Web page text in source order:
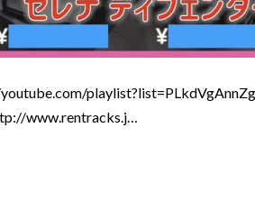
www.rentracks.j…